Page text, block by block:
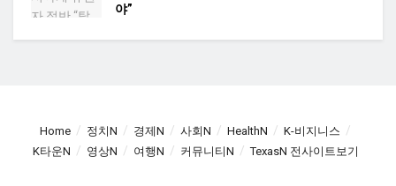
야”
Home 정치N 경제N 사회N HealthN
K-비지니스
K타운N
영상N 여행N 커뮤니티N TexasN 전사이트보기